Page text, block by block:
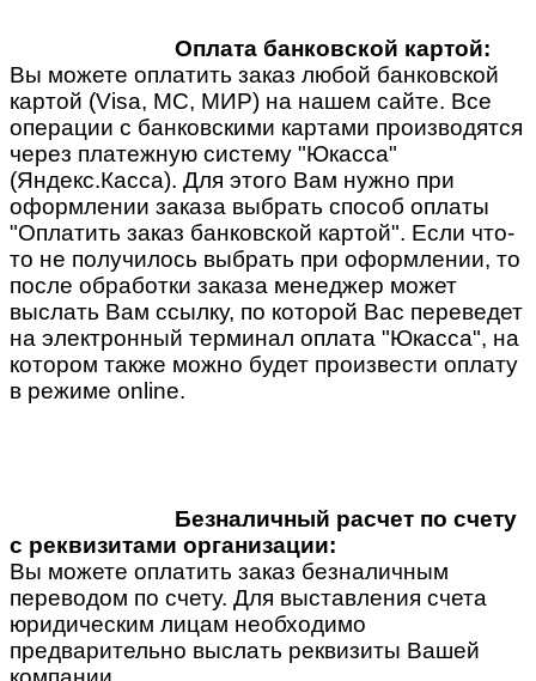
Оплата банковской картой:
Вы можете оплатить заказ любой банковской
картой (Visa, MC, МИР) на нашем сайте. Все
операции с банковскими картами производятся
через платежную систему "Юкасса"
(Яндекс.Касса). Для этого Вам нужно при
оформлении заказа выбрать способ оплаты
"Оплатить заказ банковской картой". Если что-
то не получилось выбрать при оформлении, то
после обработки заказа менеджер может
выслать Вам ссылку, по которой Вас переведет
на электронный терминал оплата "Юкасса", на
котором также можно будет произвести оплату
в режиме online.
Безналичный расчет по счету
с реквизитами организации:
Вы можете оплатить заказ безналичным
переводом по счету. Для выставления счета
юридическим лицам необходимо
предварительно выслать реквизиты Вашей